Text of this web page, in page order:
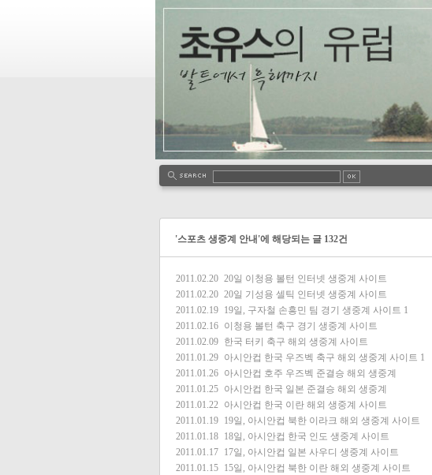
'스포츠 생중계 안내'에 해당되는 글 132건
2011.02.20 20일 이청용 볼턴 인터넷 생중계 사이트
2011.02.20 20일 기성용 셀틱 인터넷 생중계 사이트
2011.02.19 19일, 구자철 손흥민 팀 경기 생중계 사이트 1
2011.02.16 이청용 볼턴 축구 경기 생중계 사이트
2011.02.09 한국 터키 축구 해외 생중계 사이트
2011.01.29 아시안컵 한국 우즈벡 축구 해외 생중계 사이트 1
2011.01.26 아시안컵 호주 우즈벡 준결승 해외 생중계
2011.01.25 아시안컵 한국 일본 준결승 해외 생중계
2011.01.22 아시안컵 한국 이란 해외 생중계 사이트
2011.01.19 19일, 아시안컵 북한 이라크 해외 생중계 사이트
2011.01.18 18일, 아시안컵 한국 인도 생중계 사이트
2011.01.17 17일, 아시안컵 일본 사우디 생중계 사이트
2011.01.15 15일, 아시안컵 북한 이란 해외 생중계 사이트